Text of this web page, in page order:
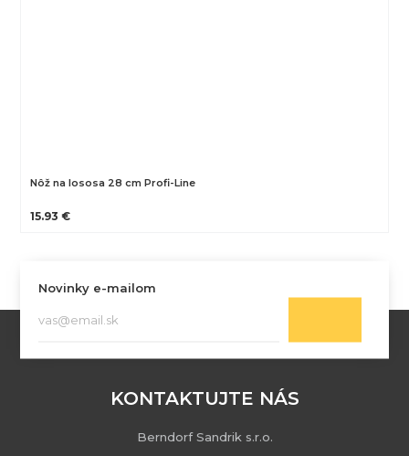
Nôž na lososa 28 cm Profi-Line
15.93 €
Novinky e-mailom
KONTAKTUJTE NÁS
Berndorf Sandrik s.r.o.